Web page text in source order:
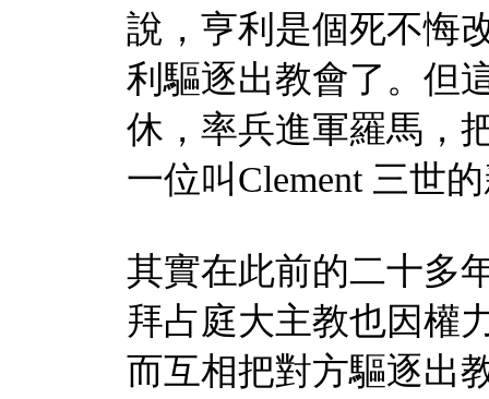
說，亨利是個死不悔
利驅逐出教會了。但
休，率兵進軍羅馬，
一位叫 Clement 三世
其實在此前的二十多
拜占庭大主教也因權
而互相把對方驅逐出